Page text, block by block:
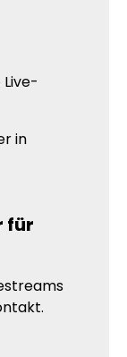
in
für